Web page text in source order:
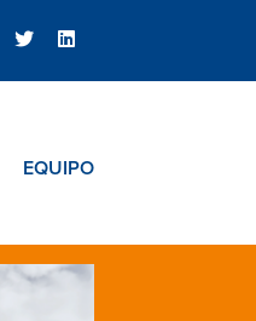
EQUIPO